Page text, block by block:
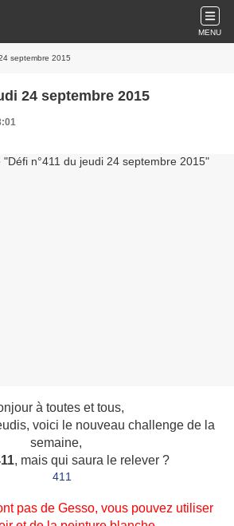
MENU
septembre 2015
24 septembre 2015
à toutes et tous,
voici le nouveau challenge de la
semaine,
, mais qui saura le relever ?
pas de Gesso, vous pouvez utiliser